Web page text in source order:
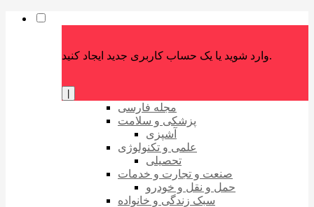
وارد شوید یا یک حساب کاربری جدید ایجاد کنید.
مجله فارسی
پزشکی و سلامت
آشپزی
علمی و تکنولوژی
تحصیلی
صنعت و تجارت و خدمات
حمل و نقل و خودرو
سبک زندگی و خانواده